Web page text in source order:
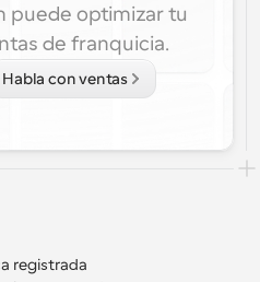
puede optimizar tu
de franquicia.
Habla con ventas
registrada